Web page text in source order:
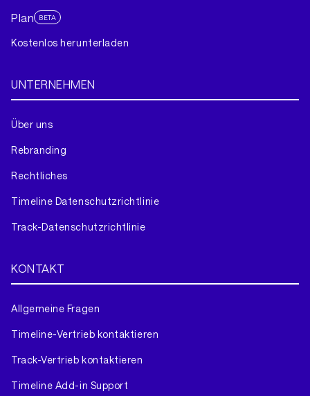
Plan BETA
Kostenlos herunterladen
UNTERNEHMEN
Über uns
Rebranding
Rechtliches
Timeline Datenschutzrichtlinie
Track-Datenschutzrichtlinie
KONTAKT
Allgemeine Fragen
Timeline-Vertrieb kontaktieren
Track-Vertrieb kontaktieren
Timeline Add-in Support